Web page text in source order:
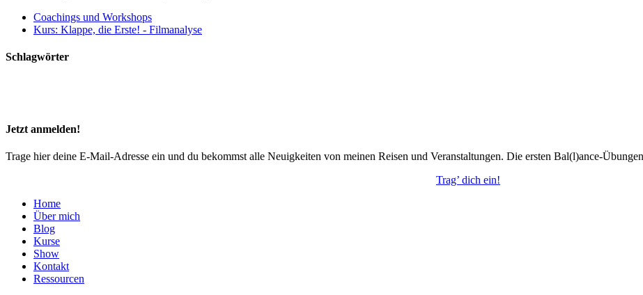
Coachings und Workshops
Kurs: Klappe, die Erste! - Filmanalyse
Schlagwörter
Jetzt anmelden!
Trage hier deine E-Mail-Adresse ein und du bekommst alle Neuigkeiten von meinen Reisen und Veranstaltungen. Die ersten Bal(l)ance-
Trag’ dich ein!
Home
Über mich
Blog
Kurse
Show
Kontakt
Ressourcen